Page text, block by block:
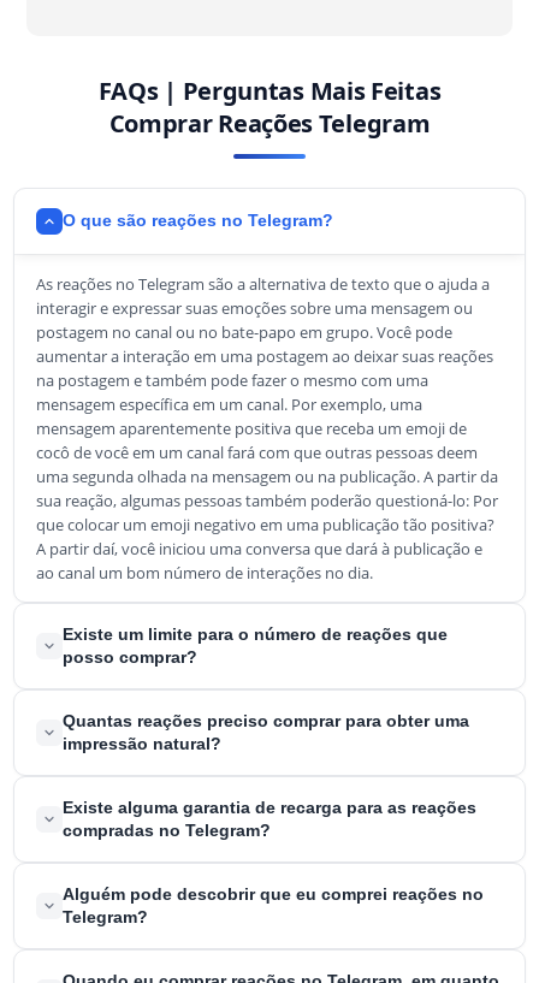
FAQs | Perguntas Mais Feitas
Comprar Reações Telegram
O que são reações no Telegram?
As reações no Telegram são a alternativa de texto que o ajuda a
interagir e expressar suas emoções sobre uma mensagem ou
postagem no canal ou no bate-papo em grupo. Você pode
aumentar a interação em uma postagem ao deixar suas reações
na postagem e também pode fazer o mesmo com uma
mensagem específica em um canal. Por exemplo, uma
mensagem aparentemente positiva que receba um emoji de
cocô de você em um canal fará com que outras pessoas deem
uma segunda olhada na mensagem ou na publicação. A partir da
sua reação, algumas pessoas também poderão questioná-lo: Por
que colocar um emoji negativo em uma publicação tão positiva?
A partir daí, você iniciou uma conversa que dará à publicação e
ao canal um bom número de interações no dia.
Existe um limite para o número de reações que
posso comprar?
Não, não há limite. Você pode comprar quantas reações quiser a
qualquer momento. Você pode usar esse serviço sempre que
Quantas reações preciso comprar para obter uma
impressão natural?
Com base em nossa experiência, recomendamos um máximo de
30% do número de seus membros em reações. Supondo que
querendo comprar mais reações, aconselhamos comprar
membros no Telegram primeiro, para ter uma presença mais
autêntica.
Existe alguma garantia de recarga para as reações
compradas no Telegram?
Sim, temos uma garantia de 90 dias para substituir quaisquer
reações que você perder durante esse período.
Alguém pode descobrir que eu comprei reações no
Telegram?
É muito improvável que as pessoas descubram que você